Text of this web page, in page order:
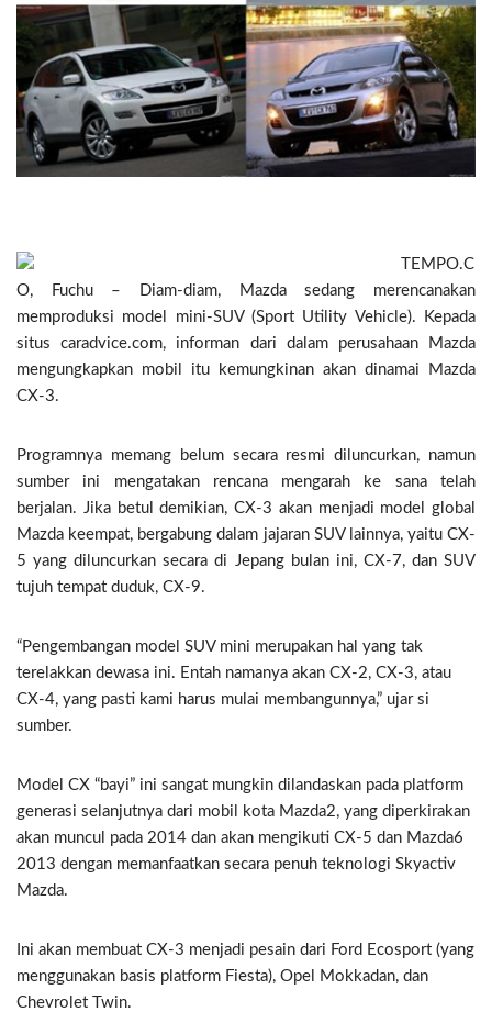
TEMPO.C
O, Fuchu – Diam-diam, Mazda sedang merencanakan
memproduksi model mini-SUV (Sport Utility Vehicle). Kepada
situs caradvice.com, informan dari dalam perusahaan Mazda
mengungkapkan mobil itu kemungkinan akan dinamai Mazda
CX-3.
Programnya memang belum secara resmi diluncurkan, namun
sumber ini mengatakan rencana mengarah ke sana telah
berjalan. Jika betul demikian, CX-3 akan menjadi model global
Mazda keempat, bergabung dalam jajaran SUV lainnya, yaitu CX-
5 yang diluncurkan secara di Jepang bulan ini, CX-7, dan SUV
tujuh tempat duduk, CX-9.
“Pengembangan model SUV mini merupakan hal yang tak
terelakkan dewasa ini. Entah namanya akan CX-2, CX-3, atau
CX-4, yang pasti kami harus mulai membangunnya,” ujar si
sumber.
Model CX “bayi” ini sangat mungkin dilandaskan pada platform
generasi selanjutnya dari mobil kota Mazda2, yang diperkirakan
akan muncul pada 2014 dan akan mengikuti CX-5 dan Mazda6
2013 dengan memanfaatkan secara penuh teknologi Skyactiv
Mazda.
Ini akan membuat CX-3 menjadi pesain dari Ford Ecosport (yang
menggunakan basis platform Fiesta), Opel Mokkadan, dan
Chevrolet Twin.